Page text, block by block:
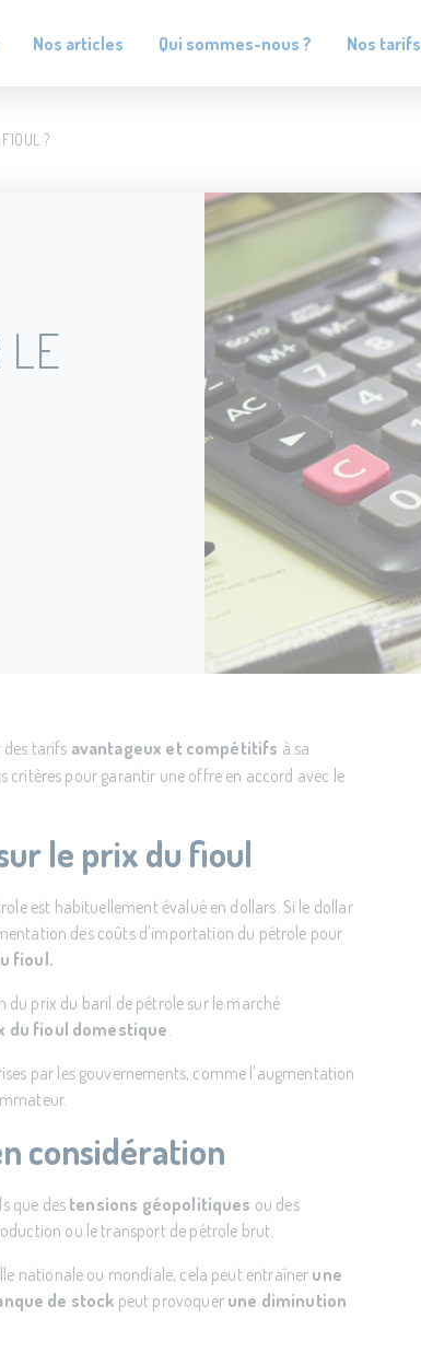
Nos articles Qui sommes-nous ? Nos tarifs
?
LE
tarifs avantageux et compétitifs à sa
critères pour garantir une offre en accord avec le
le prix du fioul
est habituellement évalué en dollars. Si le dollar
des coûts d'importation du pétrole pour
fioul.
du prix du baril de pétrole sur le marché
du fioul domestique.
par les gouvernements, comme l'augmentation
considération
que des tensions géopolitiques ou des
ou le transport de pétrole brut.
nationale ou mondiale, cela peut entraîner une
de stock peut provoquer une diminution